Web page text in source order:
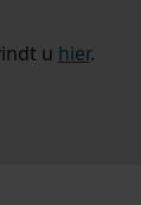
u hier.